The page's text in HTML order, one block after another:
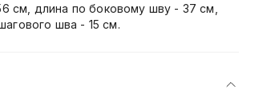
см, длина по боковому шву - 37 см,
шва - 15 см.